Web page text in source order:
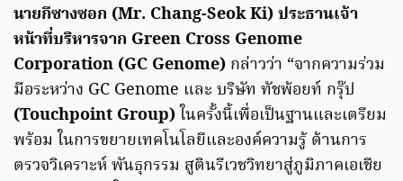
นายกีซางซอก (Mr. Chang-Seok Ki) ประธานเจ้า
หน้าที่บริหารจาก Green Cross Genome
Corporation (GC Genome) กล่าวว่า “จากความร่วม
มือระหว่าง GC Genome และ บริษัท ทัชพ้อยท์ กรุ๊ป
(Touchpoint Group)ในครั้งนี้เพื่อเป็นฐานและเตรียม
พร้อม ในการขยายเทคโนโลยีและองค์ความรู้ ด้านการ
ตรวจวิเคราะห์ พันธุกรรม สูตินรีเวชวิทยาสู่ภูมิภาคเอเชีย